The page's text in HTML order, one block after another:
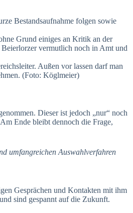
Bestandsaufnahme folgen sowie
Grund einiges an Kritik an der
vermutlich noch in Amt und
Außen vor lassen darf man
(Foto: Köglmeier)
Dieser ist jedoch „nur“ noch
Ende bleibt dennoch die Frage,
umfangreichen Auswahlverfahren
Gesprächen und Kontakten mit ihm
sind gespannt auf die Zukunft.